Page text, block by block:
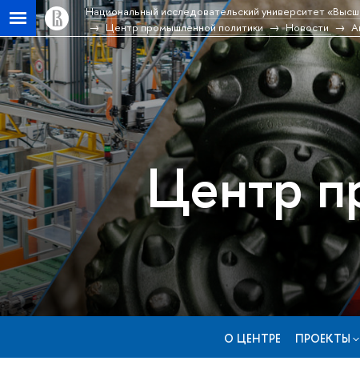
Национальный исследовательский университет
Центр промышленной политики
Новости
Центр
О ЦЕНТРЕ ПРОЕКТЫ